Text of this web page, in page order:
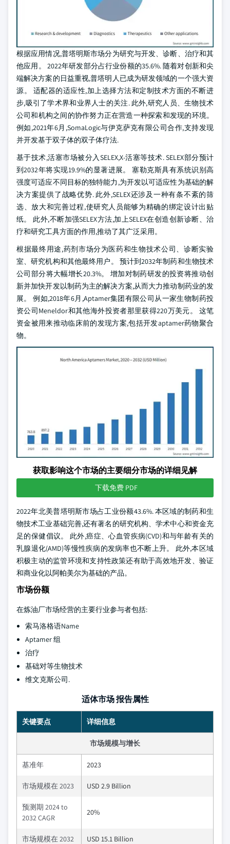
根据应用情况,普塔明斯市场分为研究与开发、诊断、治疗和其
他应用。 2022年研发部分占行业份额的35.6%. 随着对创新和尖
端解决方案的日益重视,普塔明人已成为研发领域的一个强大资
源。 适配器的适应性,加上选择方法和定制技术方面的不断进
步,吸引了学术界和业界人士的关注. 此外,研究人员、生物技术
公司和机构之间的协作努力正在营造一种探索和发现的环境。
例如,2021年6月,SomaLogic与伊克萨克有限公司合作,支持发现
并开发基于双子体的双子体疗法.
基于技术,活塞市场被分入SELEX,X-活塞等技术. SELEX部分预计
到2032年将实现19.9%的显著进展。 塞勒克斯具有系统识别高
强度可适应不同目标的独特能力,为开发以可适应性为基础的解
决方案提供了战略优势. 此外,SELEX还涉及一种有条不紊的筛
选、放大和完善过程,使研究人员能够为精确的绑定设计出贴
纸。 此外,不断加强SELEX方法,加上SELEX在创造创新诊断、治
疗和研究工具方面的作用,推动了其广泛采用。
根据最终用途,药剂市场分为医药和生物技术公司、诊断实验
室、研究机构和其他最终用户。 预计到2032年制药和生物技术
公司部分将大幅增长20.3%。 增加对制药研发的投资将推动创
新并加快开发以制药为主的解决方案,从而大力推动制药业的发
展。 例如,2018年6月,Aptamer集团有限公司从一家生物制药投
资公司Meneldor和其他海外投资者那里获得220万美元。 这笔
资金被用来推动临床前的发现方案,包括开发aptamer药物聚合
物。
获取影响这个市场的主要细分市场的详细见解
下载免费 PDF
2022年北美普塔明斯市场占工业份额43.6%. 本区域的制药和生
物技术工业基础完善,还有著名的研究机构、学术中心和资金充
足的保健倡议。 此外,癌症、心血管疾病(CVD)和与年龄有关的
乳腺退化(AMD)等慢性疾病的发病率也不断上升。 此外,本区域
积极主动的监管环境和支持性政策还有助于高效地开发、验证
和商业化以阿帕美尔为基础的产品。
市场份额
在炼油厂市场经营的主要行业参与者包括:
索马洛格语Name
Aptamer 组
治疗
基础对等生物技术
维文克斯公司.
适体市场 报告属性
关键要点 详细信息
市场规模与增长
基准年 2023
市场规模在 2023 USD 2.9 Billion
预测期 2024 to
2032 CAGR
20%
市场规模在 2032 USD 15.1 Billion